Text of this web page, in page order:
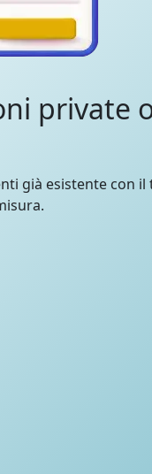
private
già esistente con il